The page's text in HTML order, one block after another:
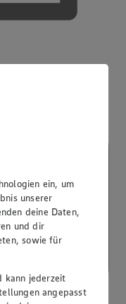
ein, um
unserer
deine Daten,
und dir
sowie für
kann jederzeit
angepasst